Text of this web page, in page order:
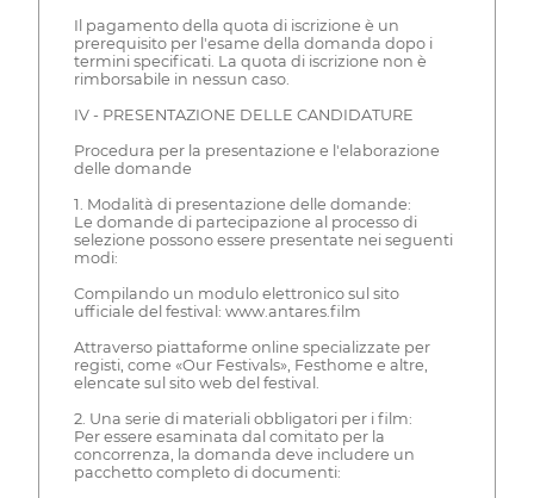
Il pagamento della quota di iscrizione è un
prerequisito per l'esame della domanda dopo i
termini specificati. La quota di iscrizione non è
rimborsabile in nessun caso.
IV - PRESENTAZIONE DELLE CANDIDATURE
Procedura per la presentazione e l'elaborazione
delle domande
1. Modalità di presentazione delle domande:
Le domande di partecipazione al processo di
selezione possono essere presentate nei seguenti
modi:
Compilando un modulo elettronico sul sito
ufficiale del festival: www.antares.film
Attraverso piattaforme online specializzate per
registi, come «Our Festivals», Festhome e altre,
elencate sul sito web del festival.
2. Una serie di materiali obbligatori per i film:
Per essere esaminata dal comitato per la
concorrenza, la domanda deve includere un
pacchetto completo di documenti: